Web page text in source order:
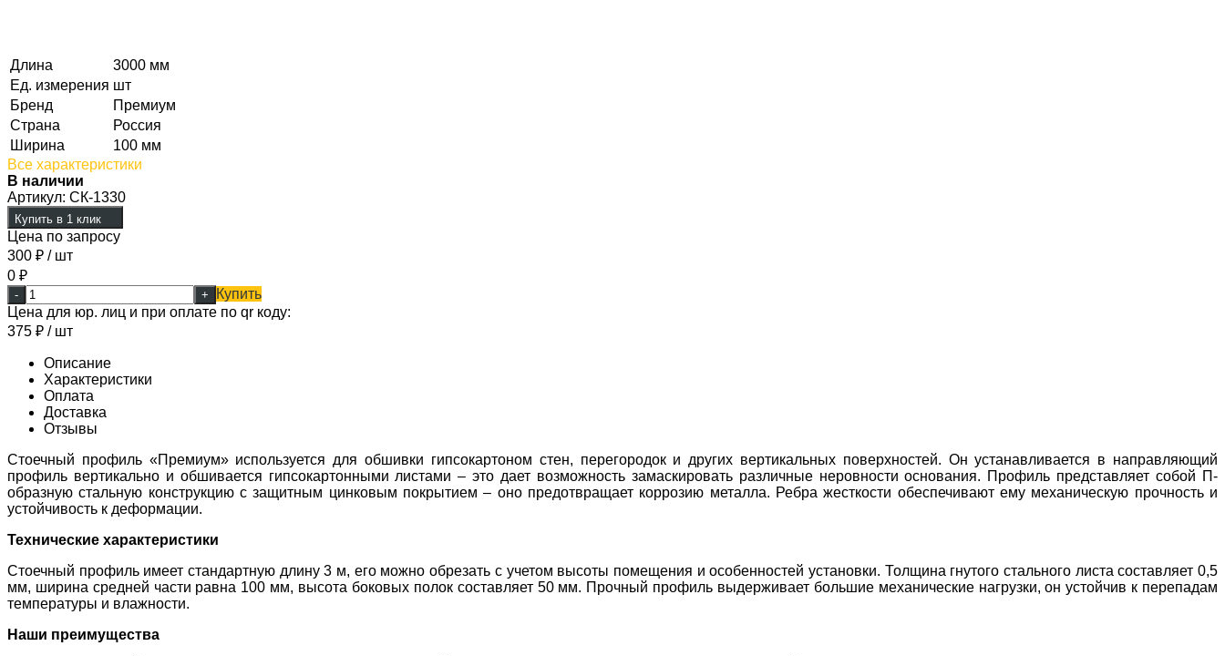
Длина
3000 мм
Ед. измерения шт
Бренд
Премиум
Страна
Россия
Ширина
100 мм
Все характеристики
В наличии
Артикул: СК-1330
Купить в 1 клик
Цена по запросу
300 ₽ / шт
0 ₽
- +
Купить
Цена для юр. лиц и при оплате по qr коду:
375 ₽ / шт
Описание
Характеристики
Оплата
Доставка
Отзывы
Стоечный профиль «Премиум» используется для обшивки гипсокартоном стен, перегородок и других вертикальных поверхностей. Он устанавливается в направляющий
профиль вертикально и обшивается гипсокартонными листами – это дает возможность замаскировать различные неровности основания. Профиль представляет собой П-
образную стальную конструкцию с защитным цинковым покрытием – оно предотвращает коррозию металла. Ребра жесткости обеспечивают ему механическую прочность и
устойчивость к деформации.
Технические характеристики
Стоечный профиль имеет стандартную длину 3 м, его можно обрезать с учетом высоты помещения и особенностей установки. Толщина гнутого стального листа составляет 0,5
мм, ширина средней части равна 100 мм, высота боковых полок составляет 50 мм. Прочный профиль выдерживает большие механические нагрузки, он устойчив к перепадам
температуры и влажности.
Наши преимущества